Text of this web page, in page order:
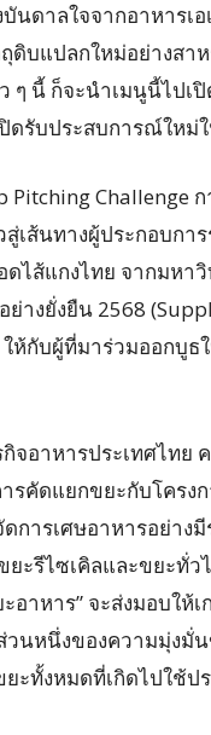
นดาลใจจากอาหารเอ
ดิบแปลกใหม่อย่างส
ๆ นี้ ก็จะนำเมนูนี้ไปเ
รับประสบการณ์ใหม่ใ
Challenge
เส้นทางผู้ประกอบกา
ไส้แกงไทย จากมหาวิ
างยั่งยืน 2568
ห้กับผู้ที่มาร่วมออกบูธ
จอาหารประเทศไทย
รคัดแยกขยะกับโครงก
การเศษอาหารอย่าง
ะรีไซเคิลและขยะทั่ว
อาหาร” จะส่งมอบให้
วนหนึ่งของความมุ่งมั่
ะทั้งหมดที่เกิดไปใช้ป